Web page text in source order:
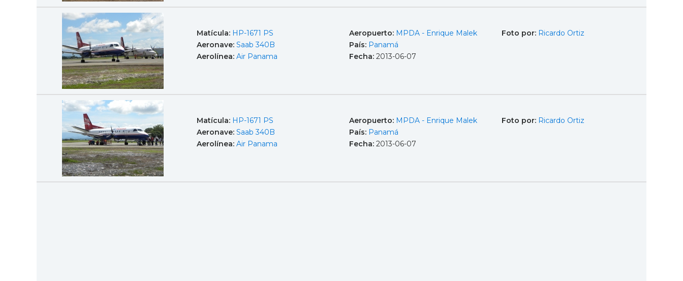
Matícula: HP-1671 PS
Aeronave: Saab 340B
Aerolínea: Air Panama
Aeropuerto: MPDA - Enrique Malek
País: Panamá
Fecha: 2013-06-07
Foto por: Ricardo Ortiz
Matícula: HP-1671 PS
Aeronave: Saab 340B
Aerolínea: Air Panama
Aeropuerto: MPDA - Enrique Malek
País: Panamá
Fecha: 2013-06-07
Foto por: Ricardo Ortiz